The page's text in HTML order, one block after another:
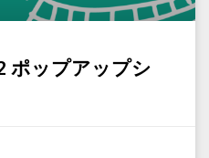
ポップアップシ